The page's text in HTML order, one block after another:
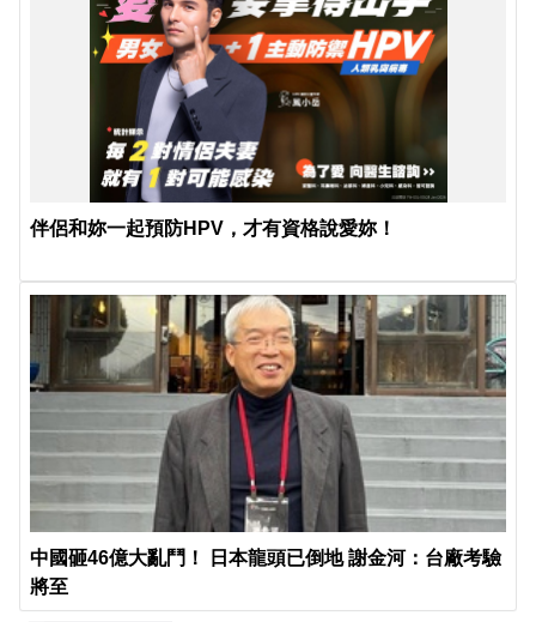
伴侶和妳一起預防HPV，才有資格說愛妳！
中國砸46億大亂鬥！ 日本龍頭已倒地 謝金河：台廠考驗
將至